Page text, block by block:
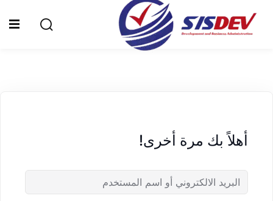
الشهادات
أهلاً بك مرة أخرى!
Sign in